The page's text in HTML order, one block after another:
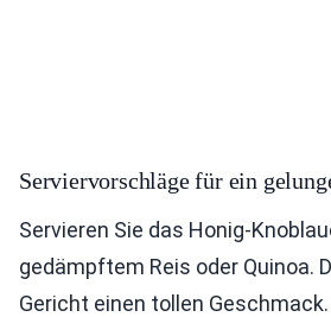
Serviervorschläge für ein
Servieren Sie das Honig-
gedämpftem Reis oder Quinoa.
Gericht einen tollen